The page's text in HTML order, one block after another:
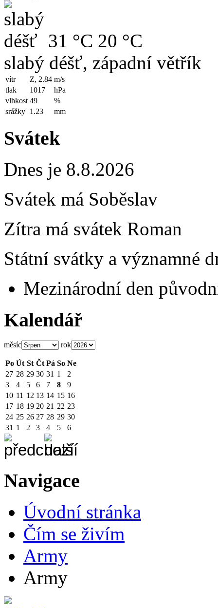
31 °C 20 °C
slabý déšť, západní větřík
vítr Z, 2.84 m/s
tlak
1017
hPa
vlhkost 49
%
srážky 1.23 mm
Svátek
Dnes je 8.8.2026
Svátek má Soběslav
Zítra má svátek Roman
Státní svátky a významné
Mezinárodní den
Kalendář
měsíc rok
Po Út St Čt Pá So Ne
27 28 29 30 31 1
2
3
4 5 6 7 8
9
10 11 12 13 14 15 16
17 18 19 20 21 22 23
24 25 26 27 28 29 30
31 1 2 3 4 5 6
Navigace
Úvodní stránka
Čím se živím
Army
Army